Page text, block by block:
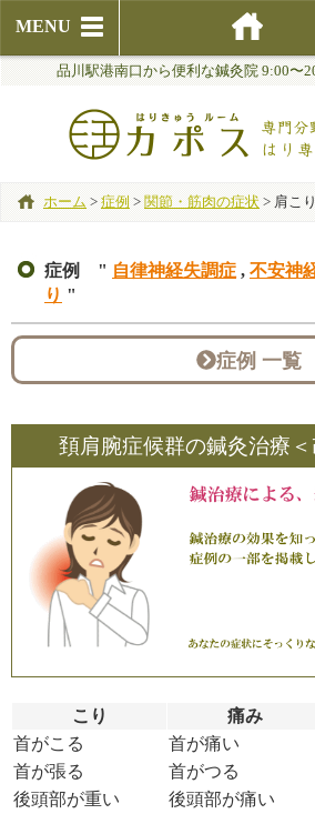
MENU
品川駅港南口から便利な鍼灸院 9:00〜
ホーム > 症例 > 関節・筋肉の症状 > 肩こ
症例 " 自律神経失調症 , 不安神
り "
症例 一覧
頚肩腕症候群の鍼灸治療＜
こり 痛み
首がこる
首が痛い
首が張る
首がつる
後頭部が重い
後頭部が痛い